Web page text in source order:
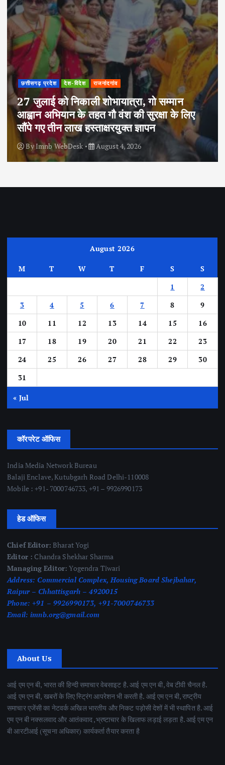
छत्तीसगढ़ प्रदेश देश-विदेश राजनांदगांव
27 जुलाई को निकाली शोभायात्रा, गो सम्मान
आह्वान अभियान के तहत गौ वंश की सुरक्षा के लिए
सौंपे गए तीन लाख हस्ताक्षरयुक्त ज्ञापन
ByImnb WebDesk August 4, 2026
August 2026
M T W T F S
S
1
2
3
4 5 6 7 8
9
10
11 12 13 14 15
16
17
18 19 20 21 22
23
24
25 26 27 28 29
30
31
« Jul
कॉरपरेट ऑफिस
India Media Network Bureau
Balaji Enclave, Kutubgarh Road Delhi-110008
Mobile : +91- 7000746733, +91 – 9926990173
हेड ऑफिस
Chief Editor: Bharat Yogi
Editor : Chandra Shekhar Sharma
Managing Editor: Yogendra Tiwari
Address: Commercial Complex, Housing Board Shejbahar,
Raipur – Chhattisgarh – 4920015
Phone: +91 – 9926990173, +91-7000746733
Email: imnb.org@gmail.com
About Us
आई एम एन बी, भारत की हिन्दी समाचार वेबसाइट है. आई एम एन बी, वेब टीवी चैनल है.
आई एम एन बी, खबरों के लिए स्ट्रिंग आपरेशन भी करती है. आई एम एन बी, राष्ट्रीय
समाचार एजेंसी का नेटवर्क अखिल भारतीय और निकट पड़ोसी देशों में भी स्थापित है. आई
एम एन बी नक्सलवाद और आतंकवाद ,भ्रष्टाचार के खिलाफ लड़ाई लड़ता है. आई एम एन
बी आरटीआई (सूचना अधिकार) कार्यकर्ता तैयार करता है